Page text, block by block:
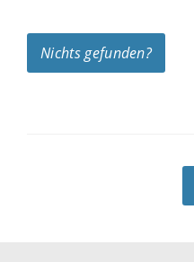
Nichts gefunden?